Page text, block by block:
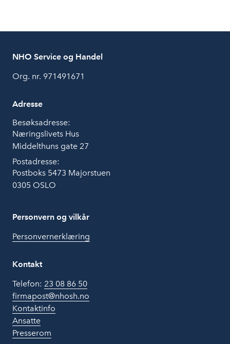
NHO Service og Handel
Org. nr. 971491671
Adresse
Besøksadresse:
Næringslivets Hus
Middelthuns gate 27
Postadresse:
Postboks 5473 Majorstuen
0305 OSLO
Personvern og vilkår
Personvernerklæring
Kontakt
Telefon: 23 08 86 50
firmapost@nhosh.no
Kontaktinfo
Ansatte
Presserom